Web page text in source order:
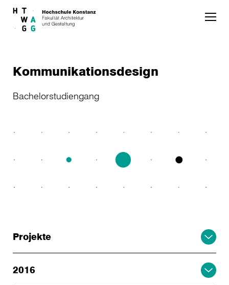
Skip to main content
Kommunikationsdesign
Bachelorstudiengang
Projekte
2016